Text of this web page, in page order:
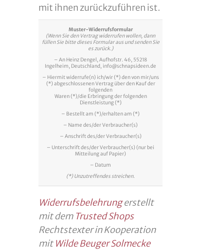
mit ihnen zurückzuführen ist.
Muster-Widerrufsformular
(Wenn Sie den Vertrag widerrufen wollen, dann
füllen Sie bitte dieses Formular aus und senden Sie
es zurück.)
– An Heinz Dengel, Aufhofstr. 46, 55218
Ingelheim, Deutschland, info@schnapsideen.de
– Hiermit widerrufe(n) ich/wir (*) den von mir/uns
(*) abgeschlossenen Vertrag über den Kauf der
folgenden
Waren (*)/die Erbringung der folgenden
Dienstleistung (*)
– Bestellt am (*)/erhalten am (*)
– Name des/der Verbraucher(s)
– Anschrift des/der Verbraucher(s)
– Unterschrift des/der Verbraucher(s) (nur bei
Mitteilung auf Papier)
– Datum
(*) Unzutreffendes streichen.
Widerrufsbelehrungerstellt
mit dem Trusted Shops
Rechtstexter in Kooperation
mit Wilde Beuger Solmecke